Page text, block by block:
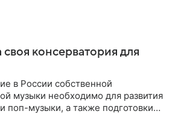
консерватория для
в России собственной
музыки необходимо для развития
поп-музыки, а также подготовки